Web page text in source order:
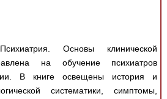
Основы клинической
на обучение психиатров
В книге освещены история и
систематики, симптомы,